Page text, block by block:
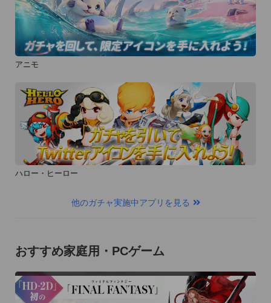
アニモ
ハロー・ヒーロー
他のガチャ実施中アプリを見る
おすすめ家庭用・PCゲーム